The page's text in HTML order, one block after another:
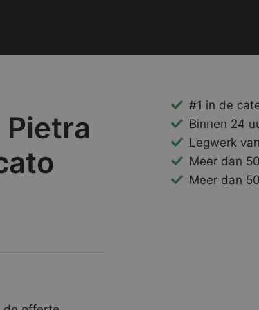
#1 in de
Binnen 24
Legwerk
Meer dan
Meer dan